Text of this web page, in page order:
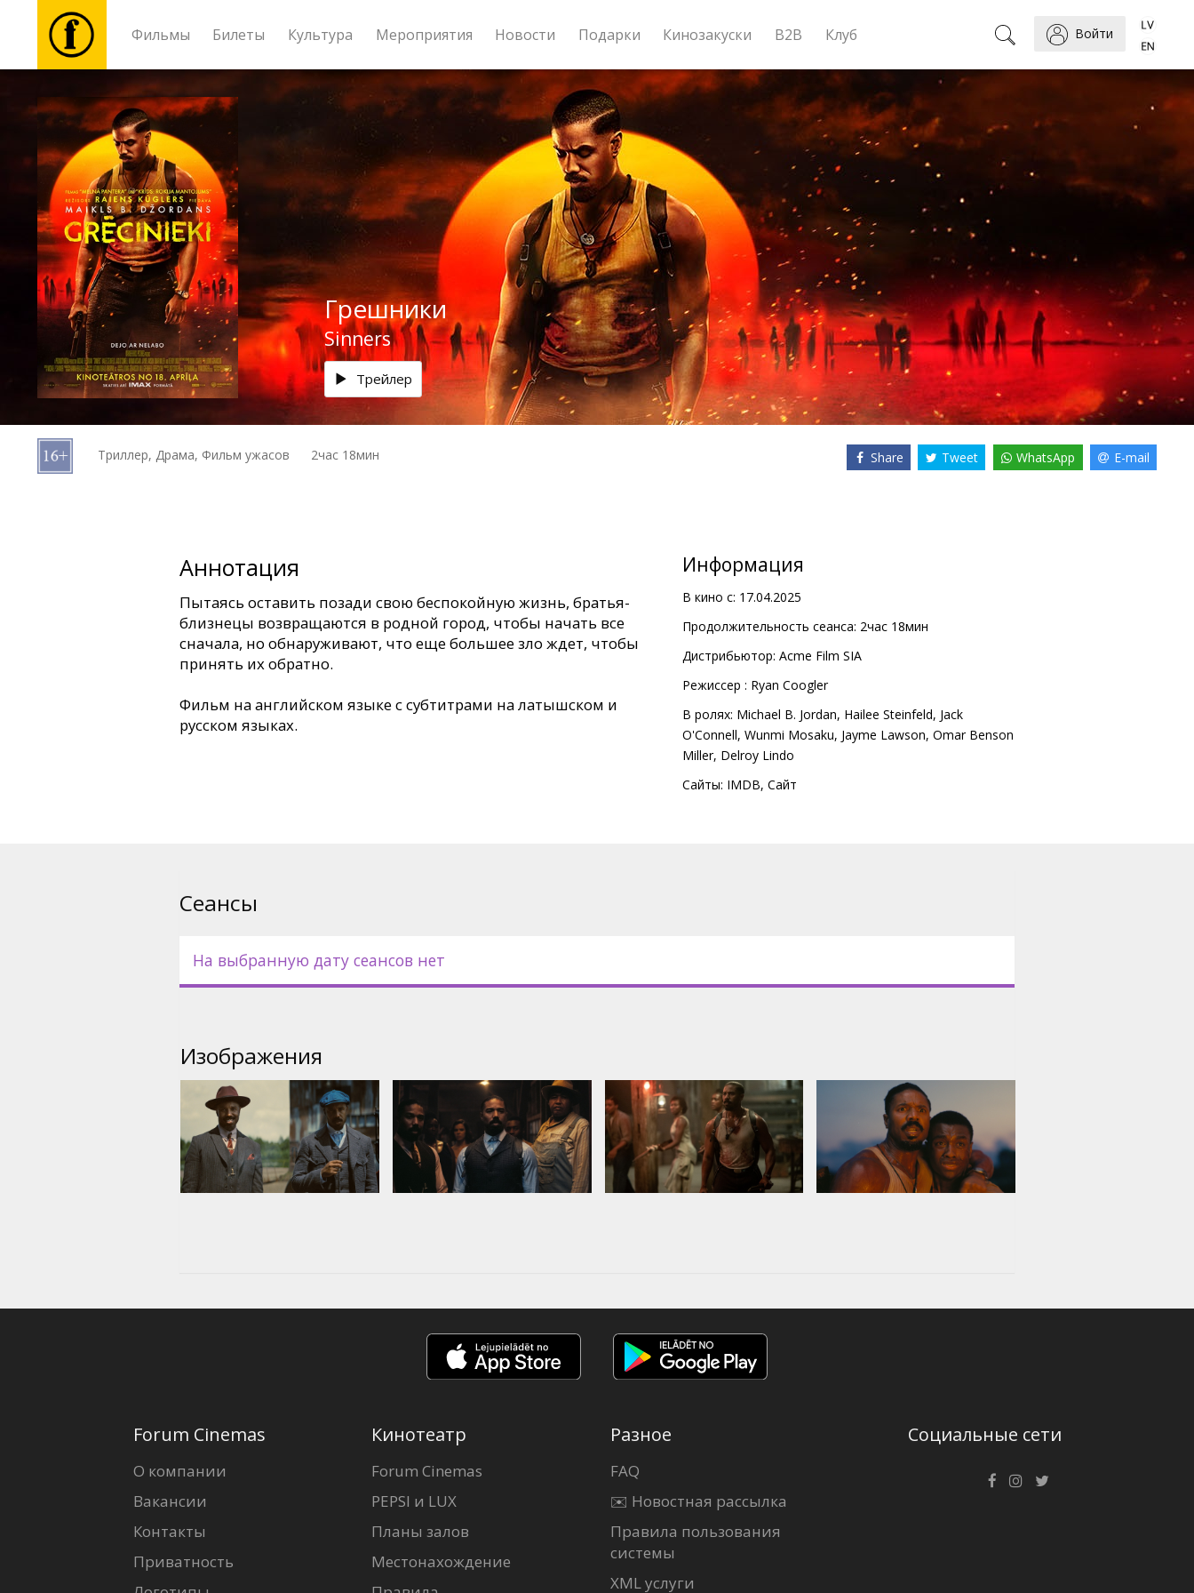
Фильмы Билеты Культура Мероприятия Новости Подарки Кинозакуски B2B Клуб Войти
Фильмы
Билеты
Культура
Мероприятия
Новости
Подарки
B2B
Грешники
Sinners
Трейлер
Триллер, Драма, Фильм ужасов 2час 18мин Share Tweet WhatsApp E-mail
Аннотация
Пытаясь оставить позади свою беспокойную жизнь, братья-
близнецы возвращаются в родной город, чтобы начать все
сначала, но обнаруживают, что еще большее зло ждет, чтобы
принять их обратно.
Фильм на английском языке с субтитрами на латышском и
русском языках.
Информация
В кино с: 17.04.2025
Продолжительность сеанса: 2час 18мин
Дистрибьютор: Acme Film SIA
Pежиссер : Ryan Coogler
В ролях: Michael B. Jordan, Hailee Steinfeld, Jack
O'Connell, Wunmi Mosaku, Jayme Lawson, Omar Benson
Miller, Delroy Lindo
Сайты: IMDB, Сайт
Сеансы
На выбранную дату сеансов нет
Изображения
Forum Cinemas
О компании
Вакансии
Контакты
Приватность
Кинотеатр
Forum Cinemas
PEPSI и LUX
Планы залов
Местонахождение
Разное
FAQ
✉️ Новостная рассылка
Правила пользования
системы
XML услуги
Социальные сети